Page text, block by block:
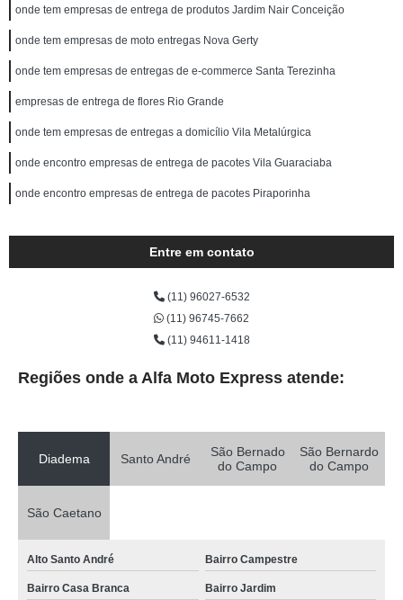
onde tem empresas de entrega de produtos Jardim Nair Conceição
onde tem empresas de moto entregas Nova Gerty
onde tem empresas de entregas de e-commerce Santa Terezinha
empresas de entrega de flores Rio Grande
onde tem empresas de entregas a domicílio Vila Metalúrgica
onde encontro empresas de entrega de pacotes Vila Guaraciaba
onde encontro empresas de entrega de pacotes Piraporinha
Entre em contato
(11) 96027-6532
(11) 96745-7662
(11) 94611-1418
Regiões onde a Alfa Moto Express atende:
Diadema Santo André
São Bernado
do Campo
São Bernardo
do Campo
São Caetano
Alto Santo André Bairro Campestre
Bairro Casa Branca Bairro Jardim